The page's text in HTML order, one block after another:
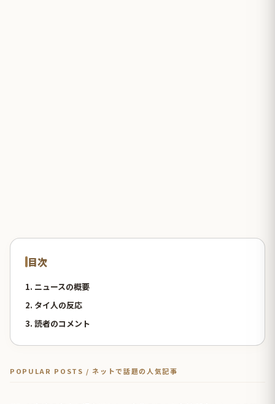
目次
1. ニュースの概要
2. タイ人の反応
3. 読者のコメント
POPULAR POSTS / ネットで話題の人気記事